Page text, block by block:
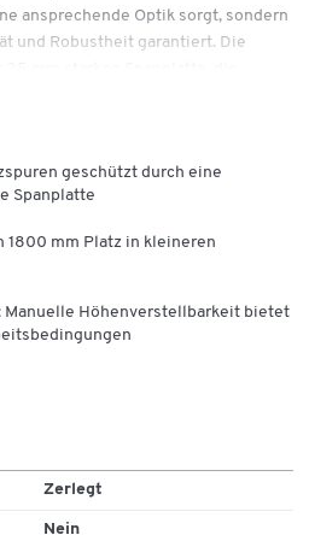
ansprechende Optik sorgt, sondern
und Robustheit garantiert. Die
mm starken Spanplatte, die
bei.
beidseitig
Stahl
RAL 7035
geschützt durch eine
Spanplatte
1800 mm Platz in kleineren
Manuelle Höhenverstellbarkeit bietet
Zerlegt
Nein